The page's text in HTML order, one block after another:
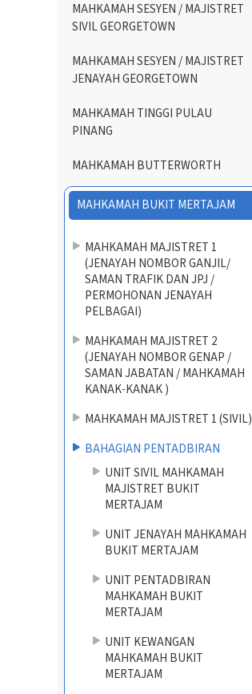
MAHKAMAH SESYEN / MAJISTRET
SIVIL GEORGETOWN
MAHKAMAH SESYEN / MAJISTRET
JENAYAH GEORGETOWN
MAHKAMAH TINGGI PULAU
PINANG
MAHKAMAH BUTTERWORTH
MAHKAMAH BUKIT MERTAJAM
MAHKAMAH MAJISTRET 1
(JENAYAH NOMBOR GANJIL/
SAMAN TRAFIK DAN JPJ /
PERMOHONAN JENAYAH
PELBAGAI)
MAHKAMAH MAJISTRET 2
(JENAYAH NOMBOR GENAP /
SAMAN JABATAN / MAHKAMAH
KANAK-KANAK )
MAHKAMAH MAJISTRET 1 (SIVIL)
BAHAGIAN PENTADBIRAN
UNIT SIVIL MAHKAMAH
MAJISTRET BUKIT
MERTAJAM
UNIT JENAYAH MAHKAMAH
BUKIT MERTAJAM
UNIT PENTADBIRAN
MAHKAMAH BUKIT
MERTAJAM
UNIT KEWANGAN
MAHKAMAH BUKIT
MERTAJAM